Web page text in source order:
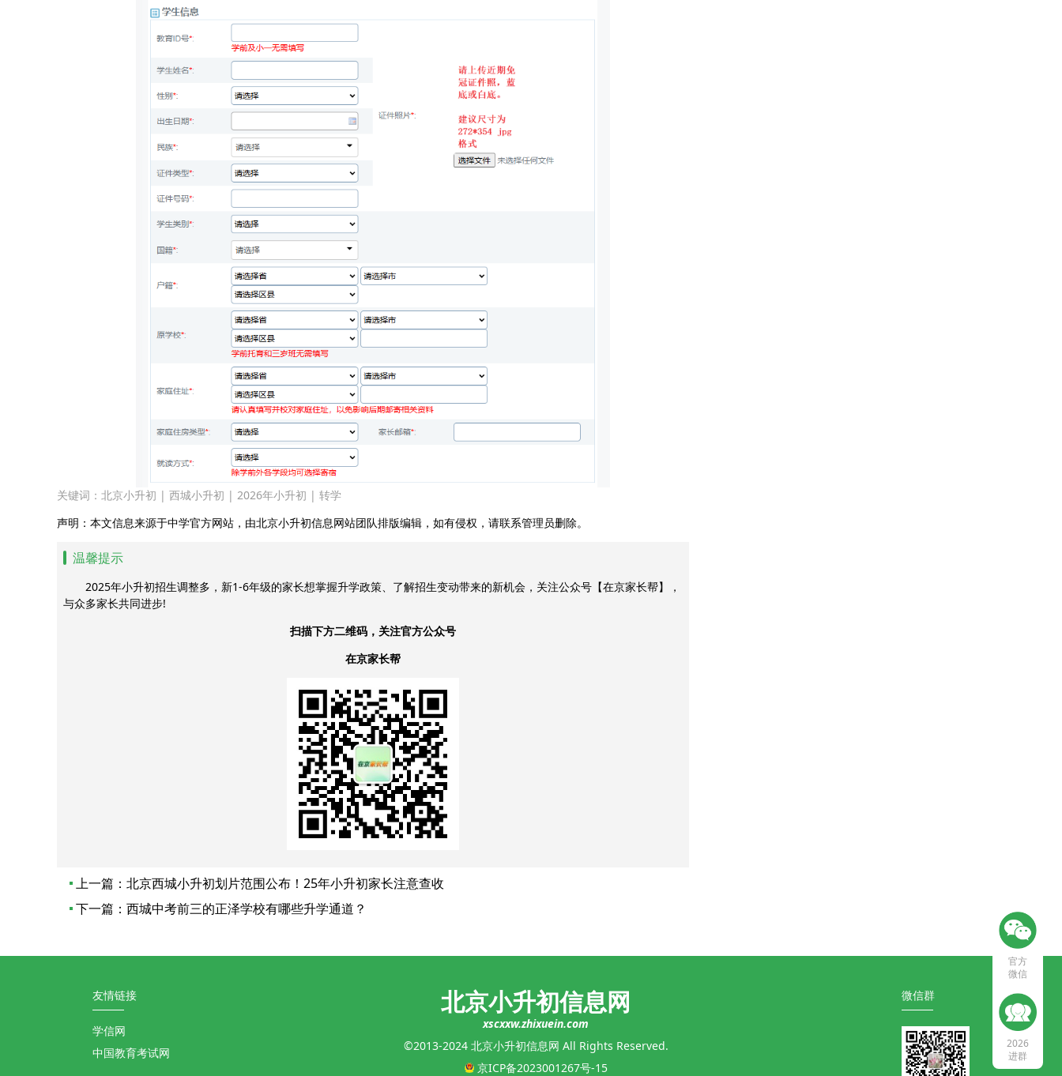
关键词： 北京小升初 | 西城小升初 | 2026年小升初 | 转学
声明：本文信息来源于中学官方网站，由北京小升初信息网站团队排版编辑，如有侵权，请联系管理员删除。
温馨提示
2025年小升初招生调整多，新1-6年级的家长想掌握升学政策、了解招生变动带来的新机会，关注公众号【在京家长帮】，
与众多家长共同进步!
扫描下方二维码，关注官方公众号
在京家长帮
上一篇： 北京西城小升初划片范围公布！25年小升初家长注意查收
下一篇： 西城中考前三的正泽学校有哪些升学通道？
友情链接
学信网
中国教育考试网
北京小升初信息网
xscxxw.zhixuein.com
©2013-2024 北京小升初信息网 All Rights Reserved.
京ICP备2023001267号-15
微信群
官方
微信
2026
进群